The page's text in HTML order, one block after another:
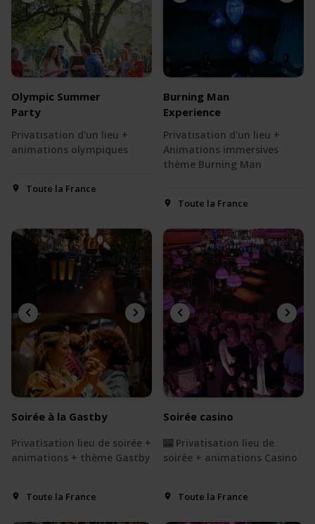
Olympic Summer
Party
Privatisation d'un lieu +
animations olympiques
Toute la France
Burning Man
Experience
Privatisation d'un lieu +
Animations immersives
thème Burning Man
Toute la France
Soirée à la Gastby
Privatisation lieu de soirée +
animations + thème Gastby
Toute la France
Soirée casino
🎰 Privatisation lieu de
soirée + animations Casino
Toute la France